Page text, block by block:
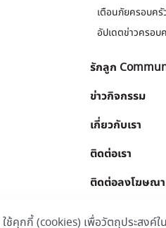
ช้คุกกี้ (cookies) เพื่อวัตถุประสงค์
เตือนภัยครอบครั
อัปเดตข่าวครอบ
รักลูก
ข่าวกิจกรรม
เกี่ยวกับเรา
ติดต่อเรา
ติดต่อลงโฆษณา